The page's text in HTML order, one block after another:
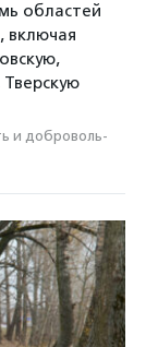
областей
включая
и доброволь­